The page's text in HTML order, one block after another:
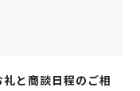
と商談日程のご相